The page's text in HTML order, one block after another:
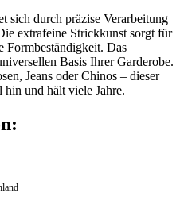
sich durch präzise Verarbeitung
extrafeine Strickkunst sorgt für
Formbeständigkeit. Das
Basis Ihrer Garderobe.
Jeans oder Chinos – dieser
und hält viele Jahre.